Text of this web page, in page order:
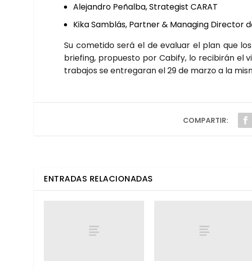
Ale­jan­dro Peñal­ba, Stra­te­gist CARAT
Kika Sam­blás, Part­ner & Mana­ging Direc­tor
Su come­ti­do será el de eva­luar el plan que
brie­fing, pro­pues­to por Cabify, lo reci­bi­rán el
tra­ba­jos se entre­ga­ran el 29 de mar­zo a la
COMPARTIR:
ENTRADAS RELACIONADAS